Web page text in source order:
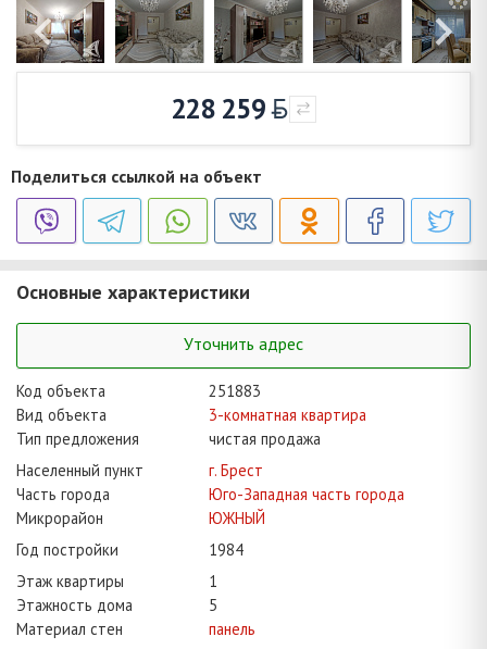
228 259
Поделиться ссылкой на объект
Основные характеристики
Уточнить адрес
Код объекта
251883
Вид объекта
3-комнатная квартира
Тип предложения
чистая продажа
Населенный пункт
г. Брест
Часть города
Юго-Западная часть города
Микрорайон
ЮЖНЫЙ
Год постройки
1984
Этаж квартиры
1
Этажность дома
5
Материал стен
панель